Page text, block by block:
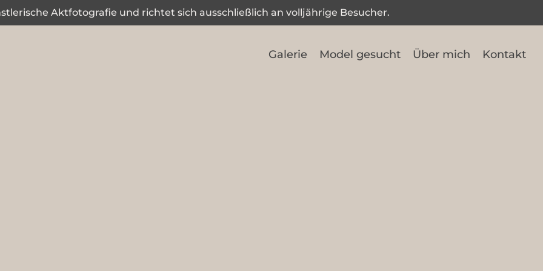
Aktfotografie und richtet sich ausschließlich an volljährige Besucher.
Galerie Model gesucht Über mich Kontakt